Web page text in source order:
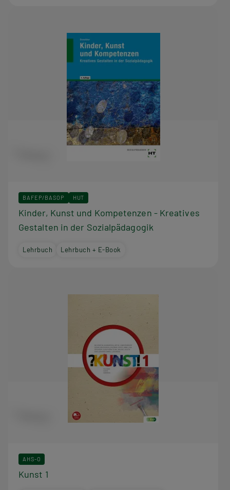
BAFEP/BASOP HUT
Kinder, Kunst und Kompetenzen - Kreatives
Gestalten in der Sozialpädagogik
Lehrbuch Lehrbuch + E-Book
AHS-O
Kunst 1